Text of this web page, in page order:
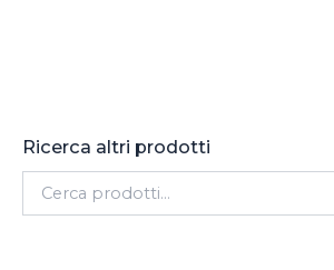
Ricerca altri prodotti